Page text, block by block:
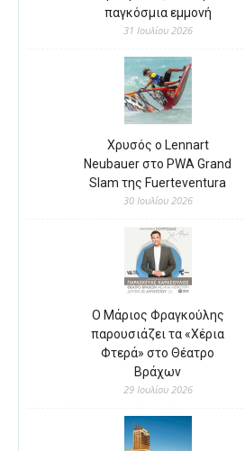
παγκόσμια εμμονή
31 Ιουλίου 2026
Χρυσός ο Lennart
Neubauer στο PWA Grand
Slam της Fuerteventura
30 Ιουλίου 2026
Ο Μάριος Φραγκούλης
παρουσιάζει τα «Χέρια
Φτερά» στο Θέατρο
Βράχων
29 Ιουλίου 2026